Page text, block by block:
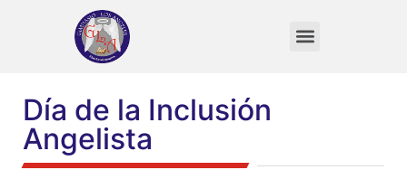
Día de la Inclusión
Angelista